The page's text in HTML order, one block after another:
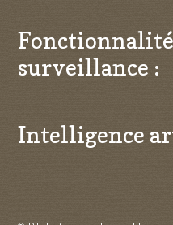
surveillance :
Intelligence